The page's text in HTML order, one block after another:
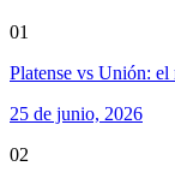
01
Platense vs Unión: el
25 de junio, 2026
02